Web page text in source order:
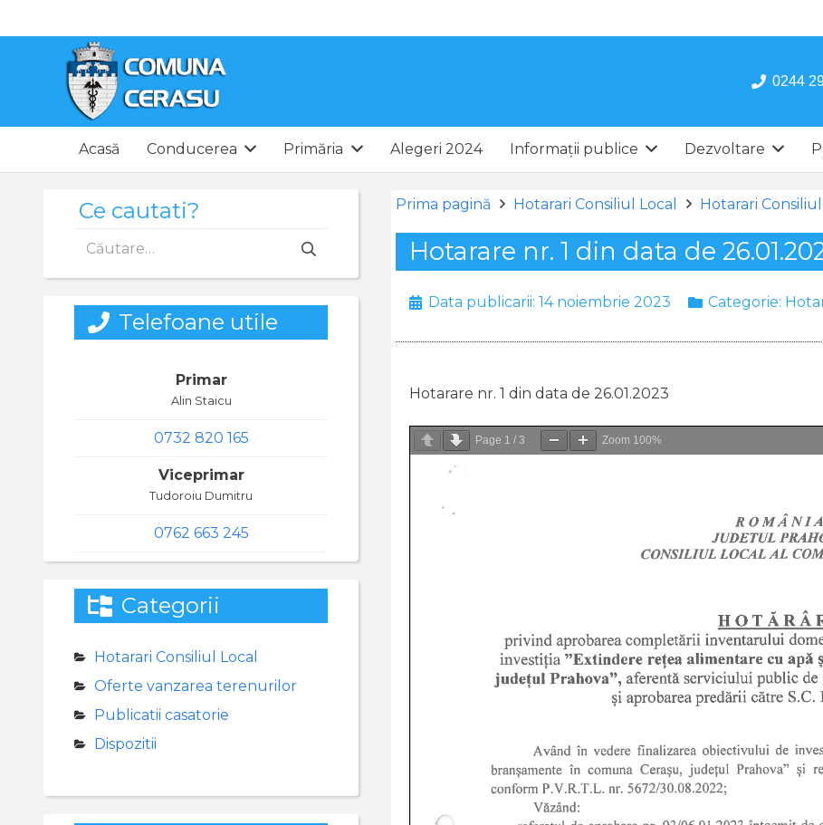
0244
Acasă Conducerea Primăria Alegeri 2024 Informații publice Dezvoltare
Prima pagină Hotarari Consiliul Local Hotarari
Hotarare nr. 1 din data de
Data publicarii: 14 noiembrie 2023 Categorie:
Hotarare nr. 1 din data de 26.01.2023
Page 1 / 3 Zoom 100%
Ce cautati?
după:
Telefoane utile
Primar
Alin Staicu
0732 820 165
Viceprimar
Tudoroiu Dumitru
0762 663 245
Categorii
Hotarari Consiliul Local
Oferte vanzarea terenurilor
Publicatii casatorie
Dispozitii